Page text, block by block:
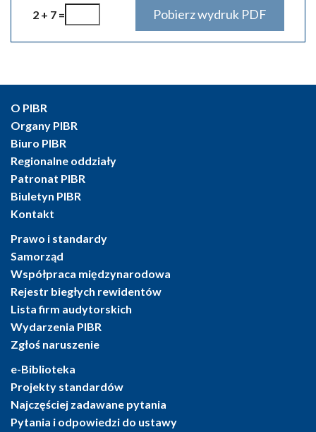
2 + 7 =
O PIBR
Organy PIBR
Biuro PIBR
Regionalne oddziały
Patronat PIBR
Biuletyn PIBR
Kontakt
Prawo i standardy
Samorząd
Współpraca międzynarodowa
Rejestr biegłych rewidentów
Lista firm audytorskich
Wydarzenia PIBR
Zgłoś naruszenie
e-Biblioteka
Projekty standardów
Najczęściej zadawane pytania
Pytania i odpowiedzi do ustawy